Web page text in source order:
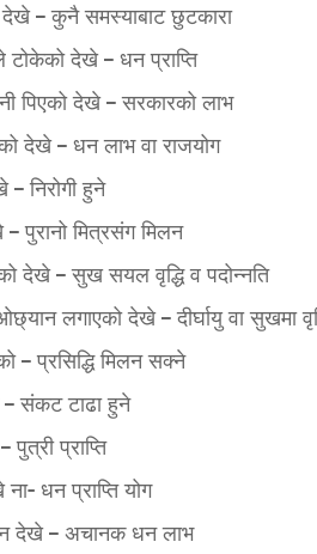
– कुनै समस्याबाट छुटकारा
टोकेको देखे – धन प्राप्ति
पिएको देखे – सरकारको लाभ
देखे – धन लाभ वा राजयोग
निरोगी हुने
मित्रसंग मिलन
देखे – सुख सयल वृद्धि व पदोन्नति
लगाएको देखे – दीर्घायु वा सुखमा
– प्रसिद्धि मिलन सक्ने
संकट टाढा हुने
प्राप्ति
धन प्राप्ति योग
देखे – अचानक धन लाभ